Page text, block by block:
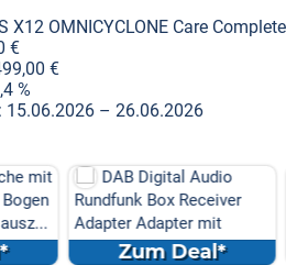
X12 OMNICYCLONE Care
€
€
%
15.06.2026 – 26.06.2026
Audio
Receiver
mit
Deal*
50% off
Ergonomisches
Kopfkissen -
SeitenZum